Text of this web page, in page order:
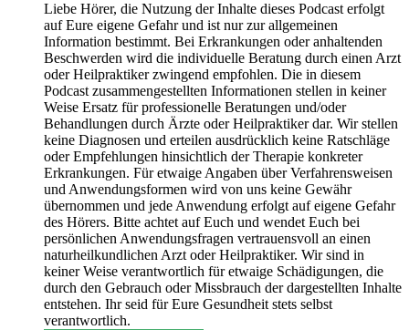
Liebe Hörer, die Nutzung der Inhalte dieses Podcast erfolgt
auf Eure eigene Gefahr und ist nur zur allgemeinen
Information bestimmt. Bei Erkrankungen oder anhaltenden
Beschwerden wird die individuelle Beratung durch einen Arzt
oder Heilpraktiker zwingend empfohlen. Die in diesem
Podcast zusammengestellten Informationen stellen in keiner
Weise Ersatz für professionelle Beratungen und/oder
Behandlungen durch Ärzte oder Heilpraktiker dar. Wir stellen
keine Diagnosen und erteilen ausdrücklich keine Ratschläge
oder Empfehlungen hinsichtlich der Therapie konkreter
Erkrankungen. Für etwaige Angaben über Verfahrensweisen
und Anwendungsformen wird von uns keine Gewähr
übernommen und jede Anwendung erfolgt auf eigene Gefahr
des Hörers. Bitte achtet auf Euch und wendet Euch bei
persönlichen Anwendungsfragen vertrauensvoll an einen
naturheilkundlichen Arzt oder Heilpraktiker. Wir sind in
keiner Weise verantwortlich für etwaige Schädigungen, die
durch den Gebrauch oder Missbrauch der dargestellten Inhalte
entstehen. Ihr seid für Eure Gesundheit stets selbst
verantwortlich.